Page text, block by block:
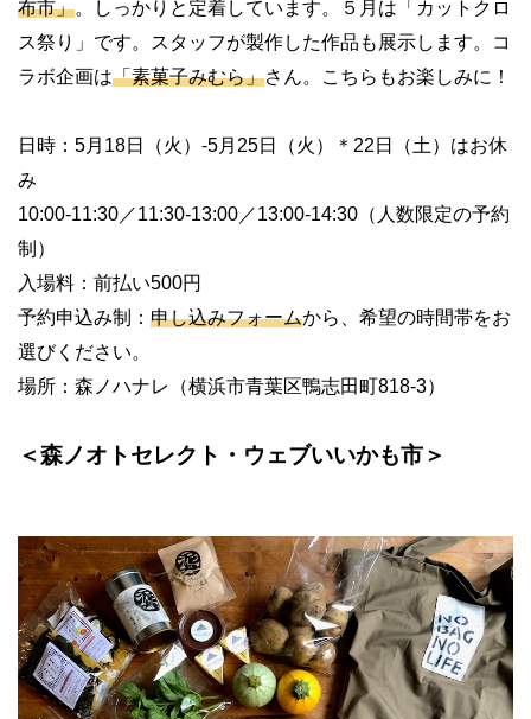
布市」。しっかりと定着しています。５月は「カットクロ
ス祭り」です。スタッフが製作した作品も展示します。コ
ラボ企画は「素菓子みむら」さん。こちらもお楽しみに！
日時： 5月 18日（火） -5月 25日（火）＊ 22日（土）はお休
み
10:00-11:30／11:30-13:00／13:00-14:30 （人数限定の予約
制）
入場料：前払い500円
予約申込み制： 申し込みフォームから、希望の時間帯をお
選びください。
場所：森ノハナレ（横浜市青葉区鴨志田町 818-3）
＜森ノオトセレクト・ウェブいいかも市＞